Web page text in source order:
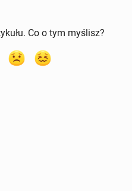
Co o tym myślisz?